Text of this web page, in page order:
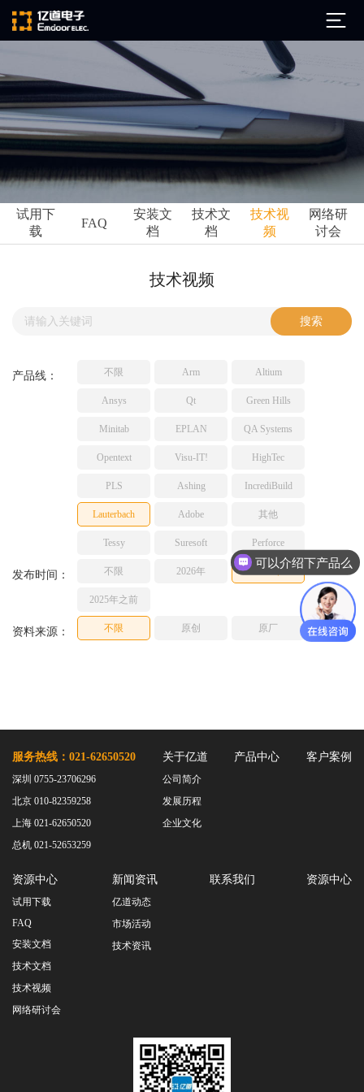
公司简介
发展历程
企业文化
ARM
Ansys
Perforce
TESSY
亿道动态
市场活动
技术文档
网络研讨会
试用下
载
FAQ
安装文
档
技术文
档
技术视
频
网络研
讨会
技术视频
产品线： 不限 Arm Altium
Ansys Qt Green Hills
Minitab EPLAN QA Systems
Opentext Visu-IT! HighTec
PLS Ashing IncrediBuild
Lauterbach Adobe 其他
Tessy Suresoft Perforce
发布时间： 不限 2026年 2025年
2025年之前
资料来源： 不限 原创 原厂
服务热线：021-62650520
深圳 0755-23706296
北京 010-82359258
上海 021-62650520
总机 021-52653259
关于亿道
公司简介
发展历程
企业文化
产品中心 客户案例
资源中心
试用下载
FAQ
安装文档
技术文档
技术视频
网络研讨会
新闻资讯
亿道动态
市场活动
技术资讯
联系我们 资源中心
可以介绍下产品么